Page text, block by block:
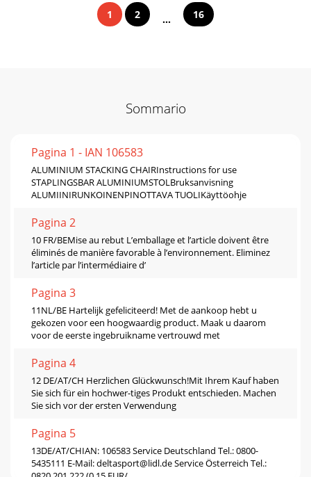
1 2 ... 16
Sommario
Pagina 1 - IAN 106583
ALUMINIUM STACKING CHAIRInstructions for use
STAPLINGSBAR ALUMINIUMSTOLBruksanvisning
ALUMIINIRUNKOINENPINOTTAVA TUOLIKäyttöohje
Pagina 2
10 FR/BEMise au rebut L’emballage et l’article doivent être
éliminés de manière favorable à l’environnement. Eliminez
l’article par l’intermédiaire d’
Pagina 3
11NL/BE Hartelijk gefeliciteerd! Met de aankoop hebt u
gekozen voor een hoogwaardig product. Maak u daarom
voor de eerste ingebruikname vertrouwd met
Pagina 4
12 DE/AT/CH Herzlichen Glückwunsch!Mit Ihrem Kauf haben
Sie sich für ein hochwer-tiges Produkt entschieden. Machen
Sie sich vor der ersten Verwendung
Pagina 5
13DE/AT/CHIAN: 106583 Service Deutschland Tel.: 0800-
5435111 E-Mail:deltasport@lidl.deService Österreich Tel.: